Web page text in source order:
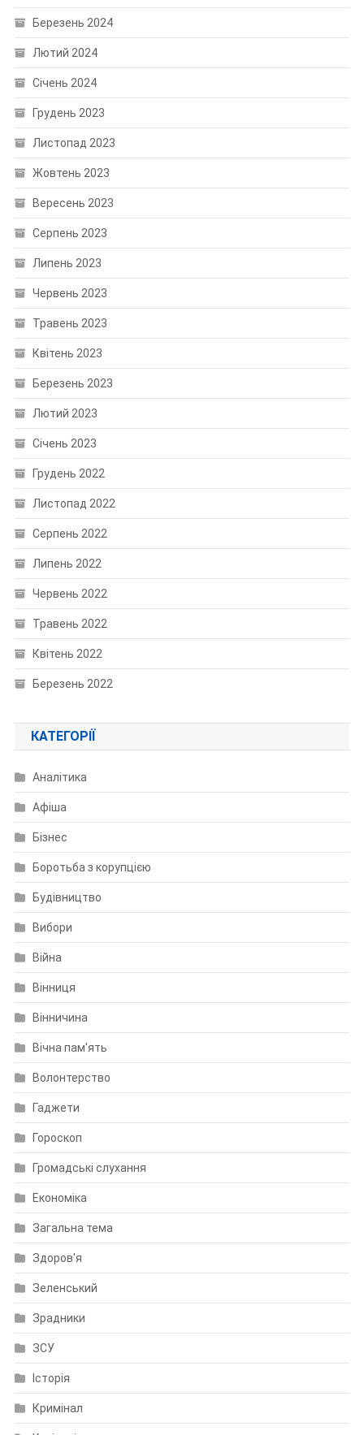
Березень 2024
Лютий 2024
Січень 2024
Грудень 2023
Листопад 2023
Жовтень 2023
Вересень 2023
Серпень 2023
Липень 2023
Червень 2023
Травень 2023
Квітень 2023
Березень 2023
Лютий 2023
Січень 2023
Грудень 2022
Листопад 2022
Серпень 2022
Липень 2022
Червень 2022
Травень 2022
Квітень 2022
Березень 2022
КАТЕГОРІЇ
Аналітика
Афіша
Бізнес
Боротьба з корупцією
Будівництво
Вибори
Війна
Вінниця
Вінничина
Вічна пам'ять
Волонтерство
Гаджети
Гороскоп
Громадські слухання
Економіка
Загальна тема
Здоров'я
Зеленський
Зрадники
ЗСУ
Історія
Кримінал